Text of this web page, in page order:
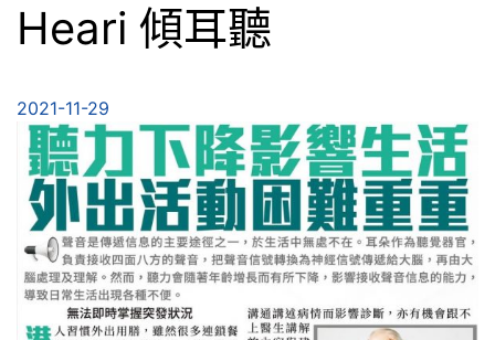
Heari 傾耳聽
2021-11-29